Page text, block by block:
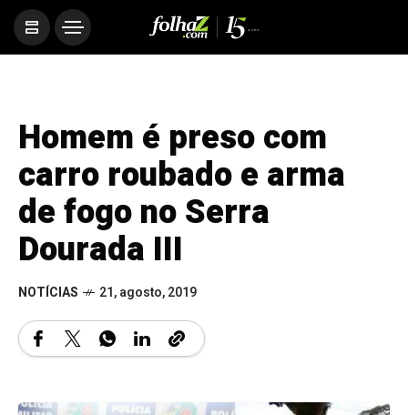
Homem é preso com
carro roubado e arma
de fogo no Serra
Dourada III
NOTÍCIAS 21, agosto, 2019